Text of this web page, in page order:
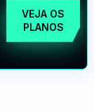
VEJA OS
PLANOS